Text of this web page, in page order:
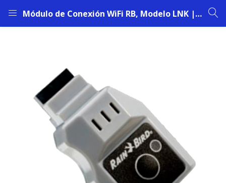
Módulo de Conexión WiFi RB, Modelo LNK | Para Programar Riego